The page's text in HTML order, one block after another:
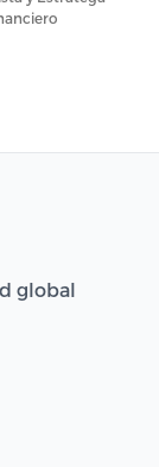
global